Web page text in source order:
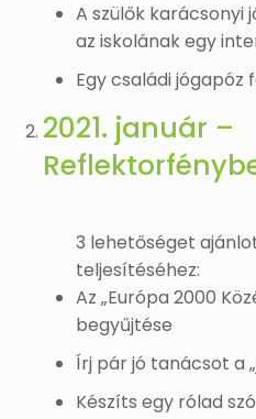
A szülők
az iskolának egy
Egy családi jógapóz
2021. január –
3 lehetőséget
teljesítéséhez:
Az „Európa 2000
begyűjtése
Írj pár jó tanácsot a
Készíts egy rólad